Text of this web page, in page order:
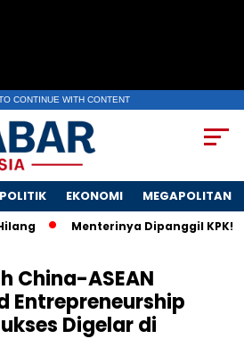
CONTINUE WITH CONTENT
POLITIK EKONOMI MEGAPOLITAN
Menterinya Dipanggil KPK! Surat
China-ASEAN
Entrepreneurship
Digelar di